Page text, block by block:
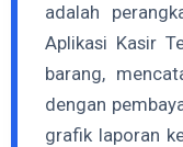
adalah
Aplikasi Kasir
barang,
dengan
grafik laporan